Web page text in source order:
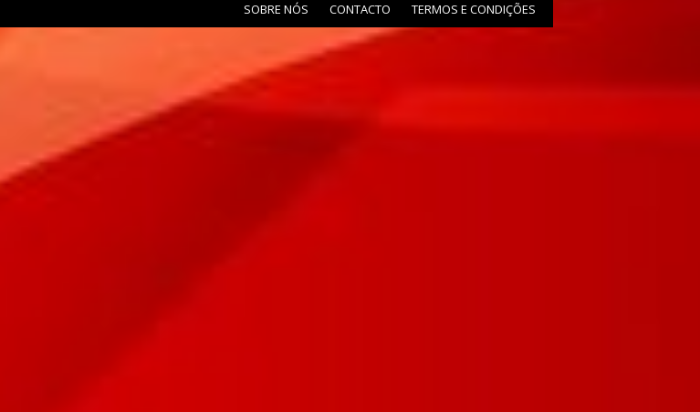
SOBRE NÓS CONTACTO TERMOS E CONDIÇÕES